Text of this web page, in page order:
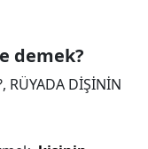
demek?
RÜYADA DİŞİNİN